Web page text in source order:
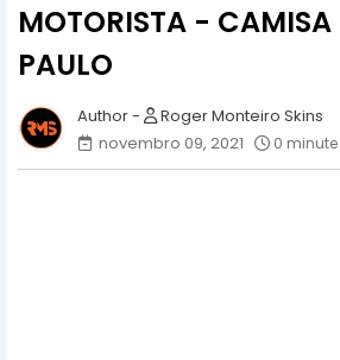
MOTORISTA - CAMISA
PAULO
Roger Monteiro Skins
novembro 09, 2021
0